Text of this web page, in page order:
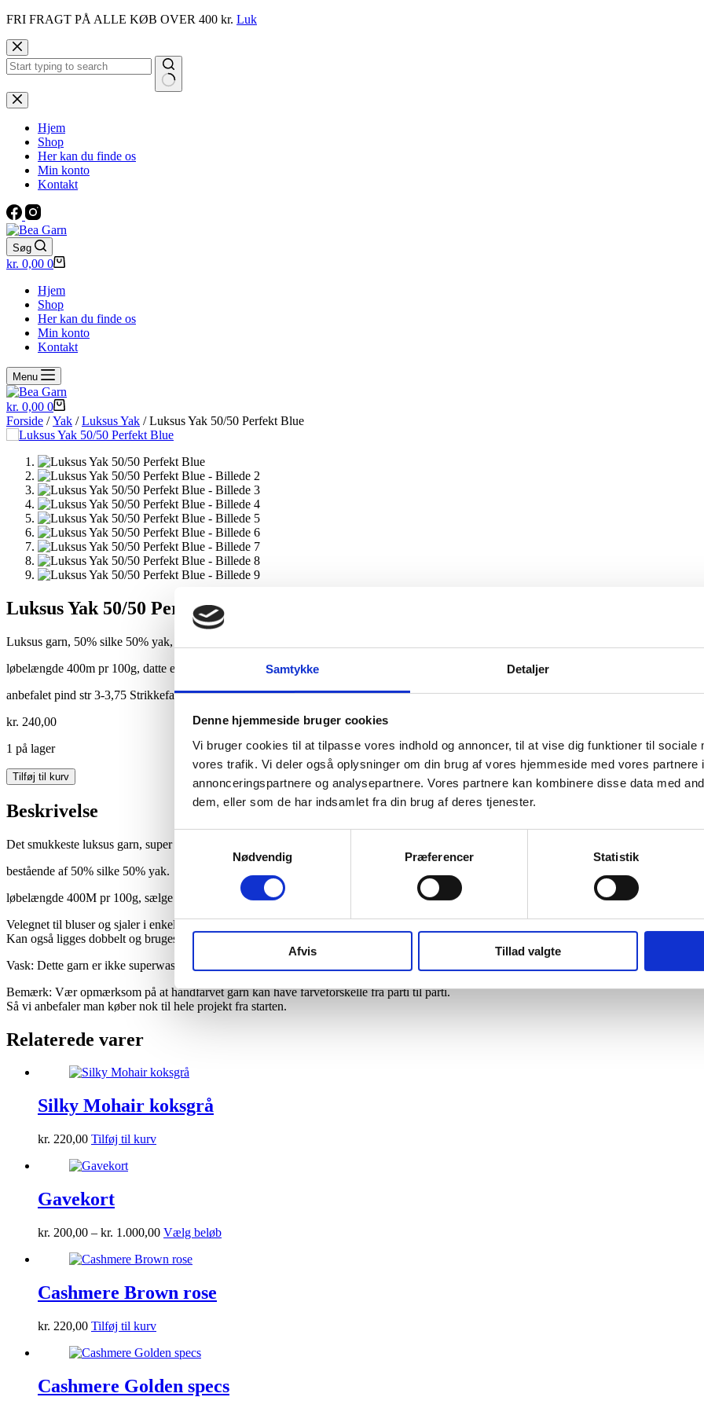
Samtykke Detaljer
Denne hjemmeside bruger cookies
Vi bruger cookies til at tilpasse vores indhold og annoncer, til at vise dig funktioner til sociale
vores trafik. Vi deler også oplysninger om din brug af vores hjemmeside med vores partnere
annonceringspartnere og analysepartnere. Vores partnere kan kombinere disse data med
dem, eller som de har indsamlet fra din brug af deres tjenester.
Nødvendig
Præferencer Statistik
Afvis Tillad valgte
FRI FRAGT PÅ ALLE KØB OVER 400 kr. Luk
Fortsæt
til
indhold
Ingen
resultater
Hjem
Shop
Her kan du finde os
Min konto
Kontakt
Søg
Indkøbskurv
kr. 0,00 0
Hjem
Shop
Her kan du finde os
Min konto
Kontakt
Menu
Indkøbskurv
kr. 0,00 0
Forside /Yak /Luksus Yak / Luksus Yak 50/50 Perfekt Blue
Luksus Yak 50/50 Perfekt Blue
Luksus garn, 50% silke 50% yak,
løbelængde 400m pr 100g, datte er 100g fed
anbefalet pind str 3-3,75 Strikkefasthed 24-28m
kr. 240,00
1 på lager
Luksus
Yak
50/50
Perfekt
antal
Tilføj til kurv
Beskrivelse
Det smukkeste luksus garn, super blødt og med det smukkeste skær og shine. Kombinationen af shiny silke og dyb mørk grå yakokse er
bestående af 50% silke 50% yak.
løbelængde 400M pr 100g, sælge i 100g fed (400mt)
Velegnet til bluser og sjaler i enkelt tråd på pind 3-3,75 eller med en følgetråd på pind 3,75-4.
Kan også ligges dobbelt og bruges som en DK kvalitet på pind 4-4,5
Vask: Dette garn er ikke superwashed, og vi anbefaler håndvask med uldvaskemiddel.
Bemærk: Vær opmærksom på at håndfarvet garn kan have farveforskelle fra parti til parti.
Så vi anbefaler man køber nok til hele projekt fra starten.
Relaterede varer
Silky Mohair koksgrå
kr. 220,00 Tilføj til kurv
Gavekort
kr. 200,00 – kr. 1.000,00Prisinterval:
til
Vælg beløbDette
Cashmere Brown rose
kr. 220,00 Tilføj til kurv
Cashmere Golden specs